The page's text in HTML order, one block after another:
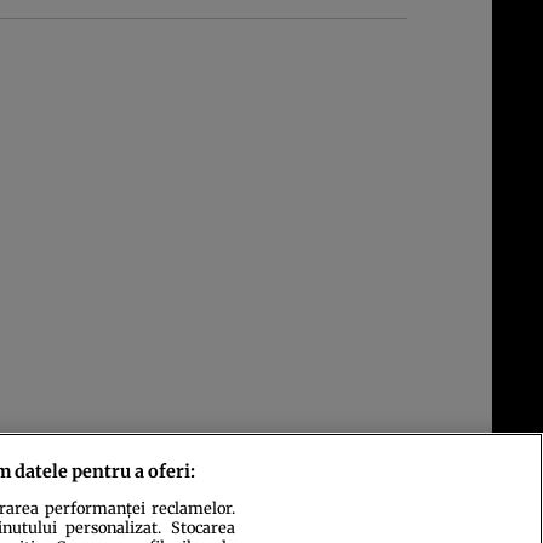
datele pentru a oferi:
performanței reclamelor.
personalizat. Stocarea